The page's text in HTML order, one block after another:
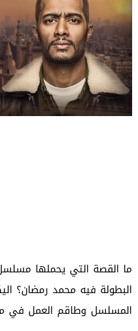
ما القصة التي يحملها
البطولة فيه محمد رمضان؟
المسلسل وطاقم العمل في